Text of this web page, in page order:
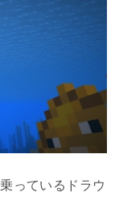
っているドラウ